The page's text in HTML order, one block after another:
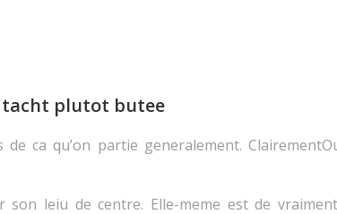
tacht plutot butee
ca qu’on partie generalement.
son leiu de centre. Elle-meme est de